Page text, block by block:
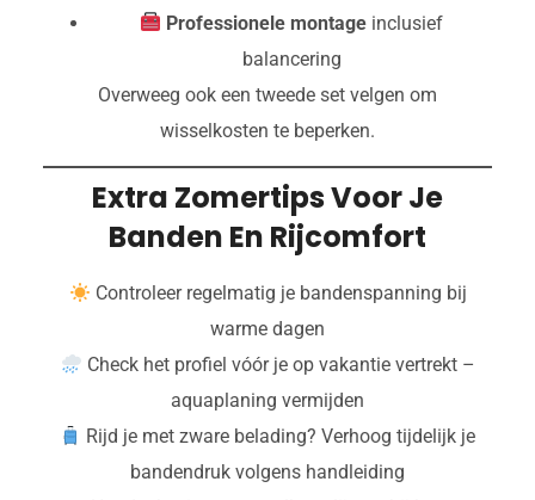
Professionele montage inclusief
balancering
Overweeg ook een tweede set velgen om
wisselkosten te beperken.
Extra Zomertips Voor Je
Banden En Rijcomfort
Controleer regelmatig je bandenspanning bij
warme dagen
Check het profiel vóór je op vakantie vertrekt –
aquaplaning vermijden
Rijd je met zware belading? Verhoog tijdelijk je
bandendruk volgens handleiding